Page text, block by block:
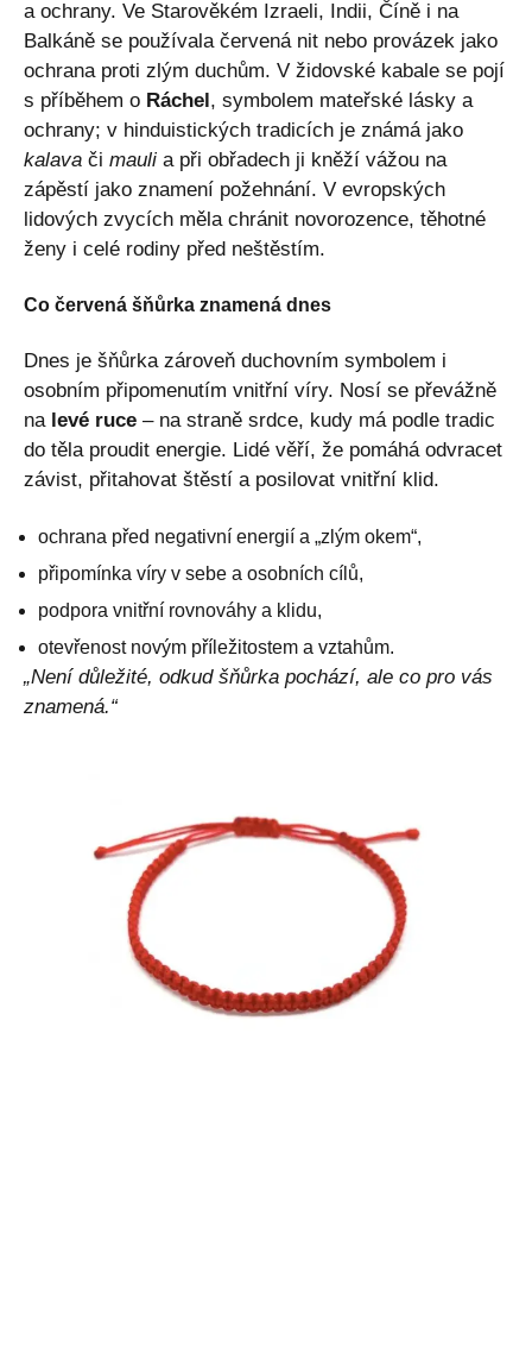
a ochrany. Ve Starověkém Izraeli, Indii, Číně i na
Balkáně se používala červená nit nebo provázek jako
ochrana proti zlým duchům. V židovské kabale se pojí
s příběhem o Ráchel , symbolem mateřské lásky a
ochrany; v hinduistických tradicích je známá jako
kalava či mauli a při obřadech ji kněží vážou na
zápěstí jako znamení požehnání. V evropských
lidových zvycích měla chránit novorozence, těhotné
ženy i celé rodiny před neštěstím.
Co červená šňůrka znamená dnes
Dnes je šňůrka zároveň duchovním symbolem i
osobním připomenutím vnitřní víry. Nosí se převážně
na levé ruce – na straně srdce, kudy má podle tradic
do těla proudit energie. Lidé věří, že pomáhá odvracet
závist, přitahovat štěstí a posilovat vnitřní klid.
ochrana před negativní energií a „zlým okem“,
připomínka víry v sebe a osobních cílů,
podpora vnitřní rovnováhy a klidu,
otevřenost novým příležitostem a vztahům.
„Není důležité, odkud šňůrka pochází, ale co pro vás
znamená.“